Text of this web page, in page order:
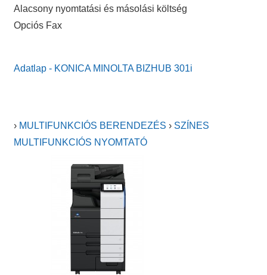
Alacsony nyomtatási és másolási költség
Opciós Fax
Adatlap - KONICA MINOLTA BIZHUB 301i
› MULTIFUNKCIÓS BERENDEZÉS › SZÍNES
MULTIFUNKCIÓS NYOMTATÓ